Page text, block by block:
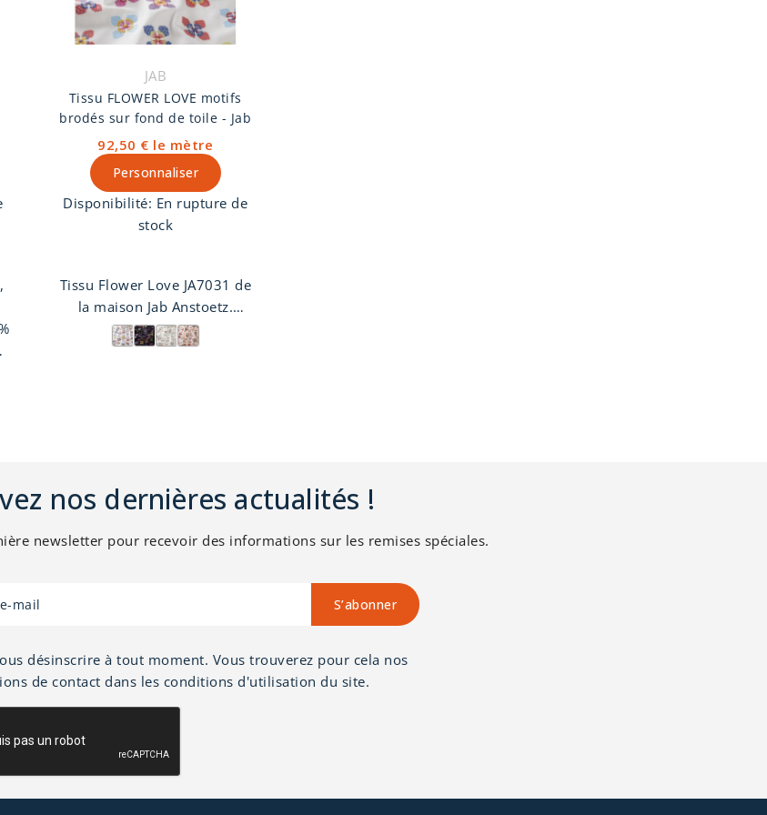
JAB
Tissu FLOWER LOVE motifs
brodés sur fond de toile - Jab
92,50 € le mètre
Personnaliser
Disponibilité: En rupture de
stock
Tissu Flower Love JA7031 de
la maison Jab Anstoetz.
Motifs brodés sur fond de
toile imitation lin. A utiliser
nos dernières actualités !
newsletter pour recevoir des informations sur les remises spéciales.
désinscrire à tout moment. Vous trouverez pour cela nos
de contact dans les conditions d'utilisation du site.